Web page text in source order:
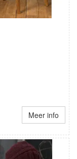
Meer info